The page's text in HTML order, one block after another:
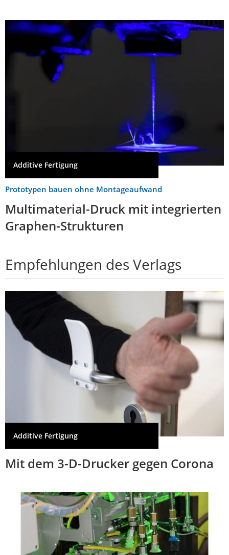
Additive Fertigung
Prototypen bauen ohne Montageaufwand
Multimaterial-Druck mit integrierten
Graphen-Strukturen
Empfehlungen des Verlags
Additive Fertigung
Mit dem 3-D-Drucker gegen Corona